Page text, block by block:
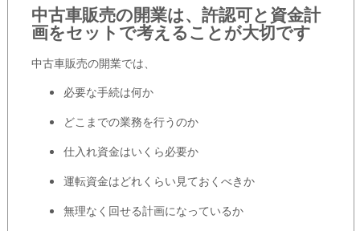
中古車販売の開業は、許認可と資金計
画をセットで考えることが大切です
中古車販売の開業では、
必要な手続は何か
どこまでの業務を行うのか
仕入れ資金はいくら必要か
運転資金はどれくらい見ておくべきか
無理なく回せる計画になっているか